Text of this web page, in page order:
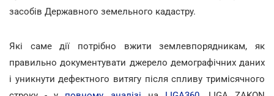
засобів Державного земельного кадастру.
Які саме дії потрібно вжити землевпорядникам, як
правильно документувати джерело демографічних даних
і уникнути дефектного витягу після спливу тримісячного